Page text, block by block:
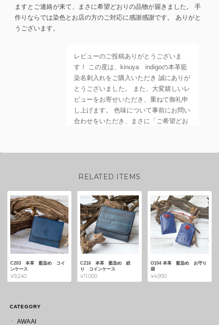
ますとご連絡が来て、まさに希望どおりの品物が届きました。 手
作りならでは染色とお店の方のご対応に感謝感謝です。 ありがと
うございます。
レビューのご投稿ありがとうございま
す！ この度は、kinuya indigoの本革藍
染名刺入れをご購入いただき 誠にありが
とうございました。 また、大変嬉しいレ
ビューをお寄せいただき、重ねて御礼申
し上げます。 色味について事前にお問い
合わせをいただき、まさに「ご希望どお
一点一点異なる本藍染の風合いを、その
ます。 本革の藍染めは、お使いいただく
化（経年変化）していきます。 ぜひ長く
ご愛用いただき、お客様だけの名刺入れ
に育てていただけますと幸いです。 また
のご利用を、心よりお待ちしておりま
す。
RELATED ITEMS
C203 本革 藍染め コイ
ンケース
¥9,240
C216 本革 藍染め 絞
り コインケース
¥11,000
O104 本革 藍染め お守り
袋
¥4,950
CATEGORY
AWA AI